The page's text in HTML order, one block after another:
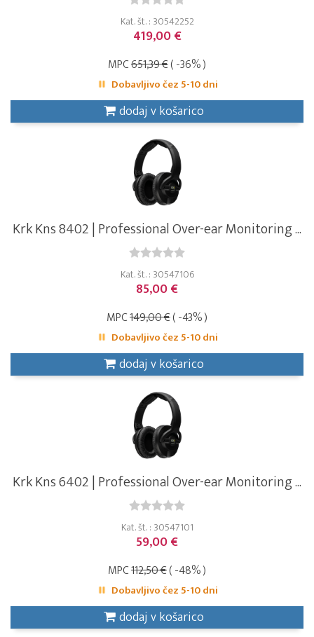
Kat. št. : 30542252
419,00 €
MPC651,39 €( -36% )
Dobavljivo čez 5-10 dni
dodaj v košarico
Krk Kns 8402 | Professional Over-ear Monitoring ...
Kat. št. : 30547106
85,00 €
MPC149,00 €( -43% )
Dobavljivo čez 5-10 dni
dodaj v košarico
Krk Kns 6402 | Professional Over-ear Monitoring ...
Kat. št. : 30547101
59,00 €
MPC112,50 €( -48% )
Dobavljivo čez 5-10 dni
dodaj v košarico